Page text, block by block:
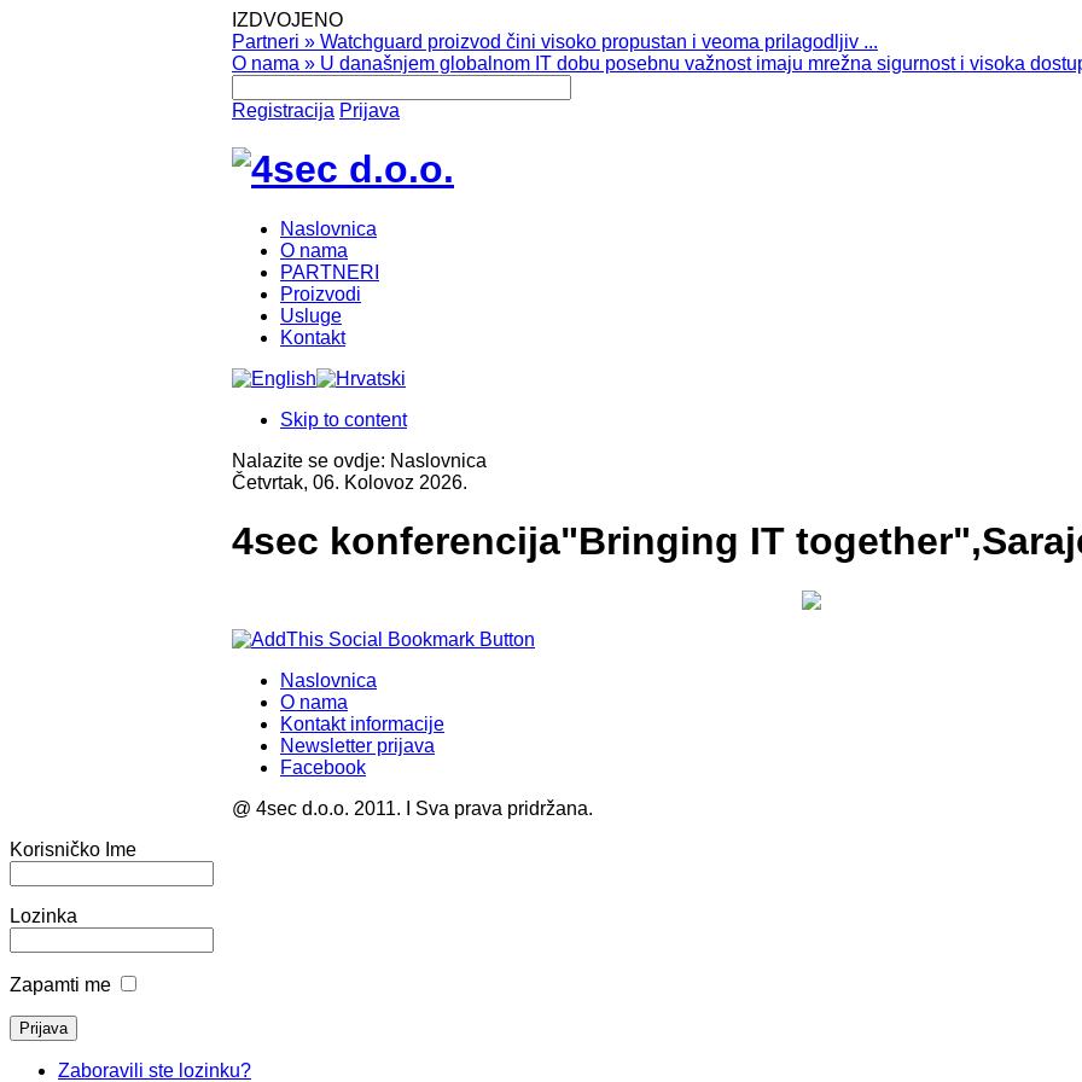
IZDVOJENO
Partneri » Watchguard proizvod čini visoko propustan i veoma prilagodljiv ...
O nama » U današnjem globalnom IT dobu posebnu važnost imaju mrežna sigurnost i visoka
Registracija Prijava
Naslovnica
O nama
PARTNERI
Proizvodi
Usluge
Kontakt
Skip to content
Nalazite se ovdje: Naslovnica
Četvrtak, 06. Kolovoz 2026.
4sec konferencija"Bringing IT
Naslovnica
O nama
Kontakt informacije
Newsletter prijava
Facebook
@ 4sec d.o.o. 2011. I Sva prava pridržana.
Korisničko Ime
Lozinka
Zapamti me
Zaboravili ste lozinku?